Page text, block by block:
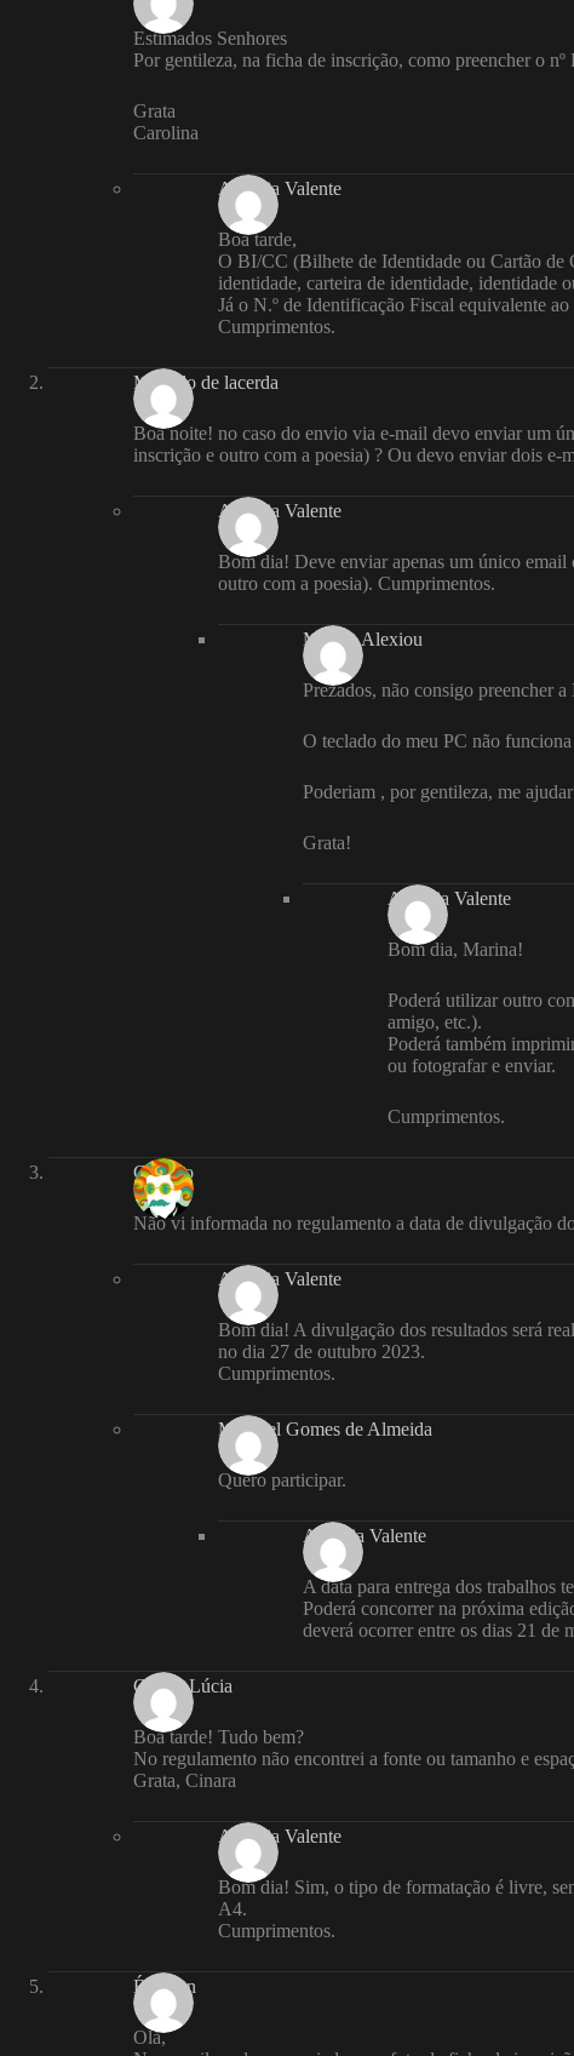
Estimados Senhores
Por gentileza, na ficha de inscrição, como preencher o
Grata
Carolina
Andreia Valente
Boa tarde,
O BI/CC (Bilhete de Identidade ou Cartão de
identidade, carteira de identidade, identidade
Já o N.º de Identificação Fiscal equivalente
Cumprimentos.
Marcelo de lacerda
Boa noite! no caso do envio via e-mail devo enviar um
inscrição e outro com a poesia) ? Ou devo enviar dois e-
Andreia Valente
Bom dia! Deve enviar apenas um único
outro com a poesia). Cumprimentos.
Marina Alexiou
Prezados, não consigo preencher
O teclado do meu PC não
Poderiam , por gentileza, me
Grata!
Andreia Valente
Bom dia, Marina!
Poderá utilizar outro
amigo, etc.).
Poderá também
ou fotografar e enviar.
Cumprimentos.
Cláudio
Não vi informada no regulamento a data de divulgação
Andreia Valente
Bom dia! A divulgação dos resultados será
no dia 27 de outubro 2023.
Cumprimentos.
Magdiel Gomes de Almeida
Quero participar.
Andreia Valente
A data para entrega dos trabalhos
Poderá concorrer na próxima
deverá ocorrer entre os dias 21 de
Cinara Lúcia
Boa tarde! Tudo bem?
No regulamento não encontrei a fonte ou tamanho e
Grata, Cinara
Andreia Valente
Bom dia! Sim, o tipo de formatação é livre,
A4.
Cumprimentos.
Éderson
Olá,